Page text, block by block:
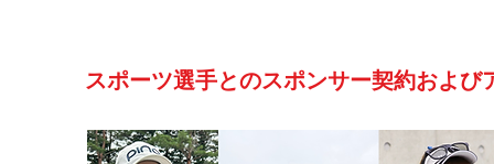
スポーツ選手とのスポンサー契約および